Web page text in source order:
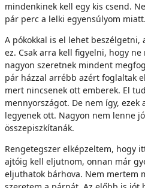
mindenkinek kell egy kis csend.
pár perc a lelki egyensúlyom miatt.
A pókokkal is el lehet beszélgetni,
ez. Csak arra kell figyelni, hogy
nagyon szeretnek mindent
pár házzal arrébb azért foglaltak
mert nincsenek ott emberek. El
mennyországot. De nem így, ezek
legyenek ott. Nagyon nem lenne
összepiszkítanák.
Rengetegszer elképzeltem, hogy
ajtóig kell eljutnom, onnan már
eljuthatok bárhova. Nem mertem